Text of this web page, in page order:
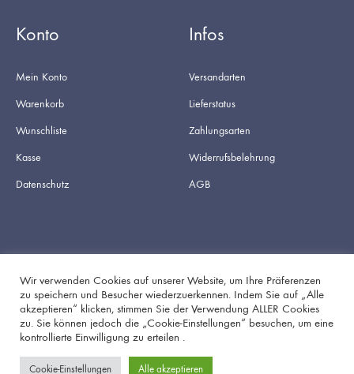
Konto
Mein Konto
Warenkorb
Wunschliste
Kasse
Datenschutz
Infos
Versandarten
Lieferstatus
Zahlungsarten
Widerrufsbelehrung
AGB
FacebookInstagram
Wir verwenden Cookies auf unserer Website, um Ihre Präferenzen
zu speichern und Besucher wiederzuerkennen. Indem Sie auf „Alle
akzeptieren“ klicken, stimmen Sie der Verwendung ALLER Cookies
zu. Sie können jedoch die „Cookie-Einstellungen“ besuchen, um eine
kontrollierte Einwilligung zu erteilen .
Cookie-Einstellungen Alle akzeptieren